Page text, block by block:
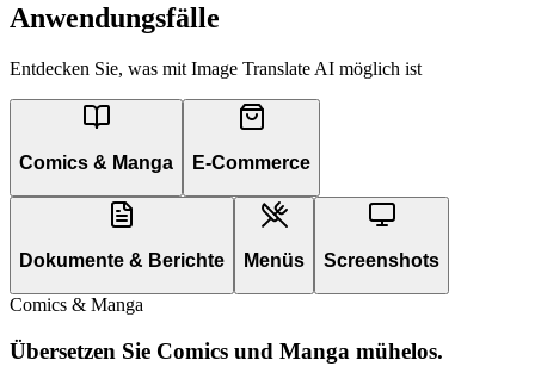
Anwendungsfälle
Entdecken Sie, was mit Image Translate AI möglich ist
Comics & Manga E-Commerce
Dokumente & Berichte Menüs Screenshots
Comics & Manga
Übersetzen Sie Comics und Manga mühelos.